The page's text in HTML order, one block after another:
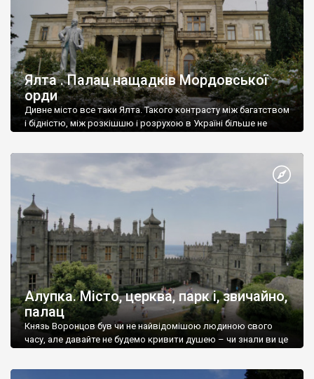
Ялта . Палац нащадків Мордовської
орди
Дивне місто все таки Ялта. Такого контрасту між багатством
і бідністю, між розкішшю і розрухою в Україні більше не
Алупка. Місто, церква, парк і, звичайно,
палац
Князь Воронцов був чи не найвідомішою людиною свого
часу, але давайте не будемо кривити душею – чи знали ви це